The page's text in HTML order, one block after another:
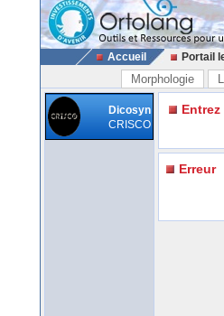
Accueil Portail
Morphologie
Dicosyn
CRISCO
Erreur